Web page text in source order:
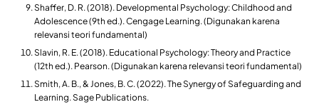
Shaffer, D. R. (2018). Developmental Psychology: Childhood and
Adolescence (9th ed.). Cengage Learning. (Digunakan karena
relevansi teori fundamental)
Slavin, R. E. (2018). Educational Psychology: Theory and Practice
(12th ed.). Pearson. (Digunakan karena relevansi teori fundamental)
Smith, A. B., & Jones, B. C. (2022). The Synergy of Safeguarding and
Learning. Sage Publications.